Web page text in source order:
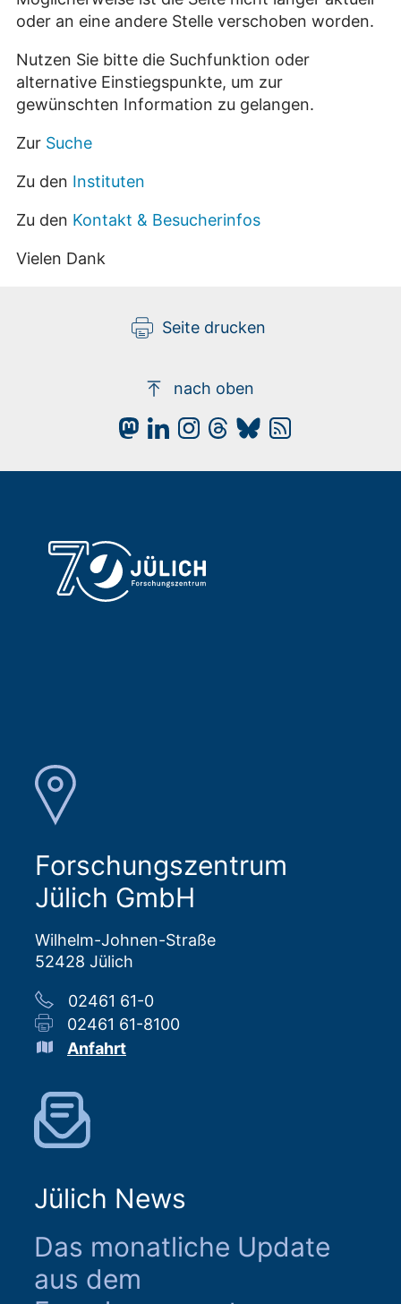
oder an eine andere Stelle verschoben worden.
Nutzen Sie bitte die Suchfunktion oder
alternative Einstiegspunkte, um zur
gewünschten Information zu gelangen.
Zur Suche
Zu den Instituten
Zu den Kontakt & Besucherinfos
Vielen Dank
Seite drucken
nach oben
Forschungszentrum
Jülich GmbH
Wilhelm-Johnen-Straße
52428 Jülich
02461 61-0
02461 61-8100
Anfahrt
Jülich News
Das monatliche Update
aus dem